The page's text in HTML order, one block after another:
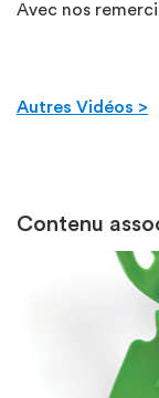
Avec nos
Autres Vidéos >
Contenu